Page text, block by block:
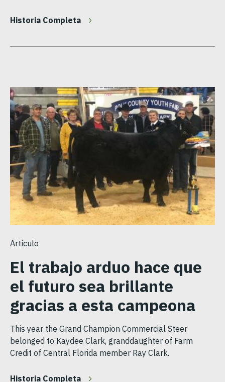
Historia Completa
Artículo
El trabajo arduo hace que
el futuro sea brillante
gracias a esta campeona
This year the Grand Champion Commercial Steer
belonged to Kaydee Clark, granddaughter of Farm
Credit of Central Florida member Ray Clark.
Historia Completa